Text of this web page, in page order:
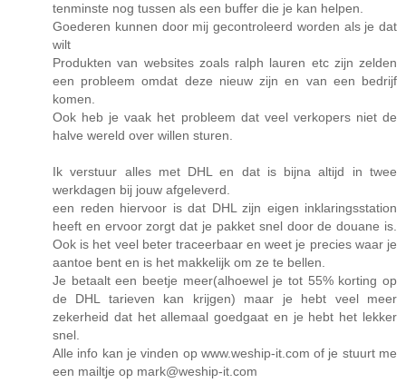
tenminste nog tussen als een buffer die je kan helpen.
Goederen kunnen door mij gecontroleerd worden als je dat
wilt
Produkten van websites zoals ralph lauren etc zijn zelden
een probleem omdat deze nieuw zijn en van een bedrijf
komen.
Ook heb je vaak het probleem dat veel verkopers niet de
halve wereld over willen sturen.
Ik verstuur alles met DHL en dat is bijna altijd in twee
werkdagen bij jouw afgeleverd.
een reden hiervoor is dat DHL zijn eigen inklaringsstation
heeft en ervoor zorgt dat je pakket snel door de douane is.
Ook is het veel beter traceerbaar en weet je precies waar je
aantoe bent en is het makkelijk om ze te bellen.
Je betaalt een beetje meer(alhoewel je tot 55% korting op
de DHL tarieven kan krijgen) maar je hebt veel meer
zekerheid dat het allemaal goedgaat en je hebt het lekker
snel.
Alle info kan je vinden op www.weship-it.com of je stuurt me
een mailtje op mark@weship-it.com